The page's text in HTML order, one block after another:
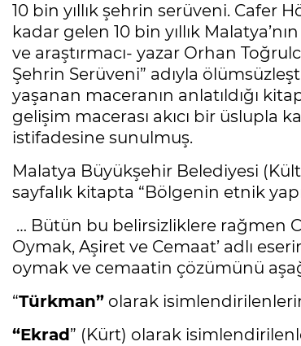
10 bin yıllık şehrin serüveni. Cafer
kadar gelen 10 bin yıllık
ve araştırmacı- yazar Orhan
Şehrin Serüveni” adıyla
yaşanan maceranın anlatıldığı
gelişim macerası akıcı bir üslupla
istifadesine sunulmuş.
Malatya Büyükşehir Belediyesi
sayfalık kitapta “Bölgenin etnik
… Bütün bu belirsizliklere rağmen
Oymak, Aşiret ve Cemaat’ adlı
oymak ve cemaatin çözümünü
“Türkman” olarak isimlendirilenlerin
“Ekrad ” (Kürt) olarak